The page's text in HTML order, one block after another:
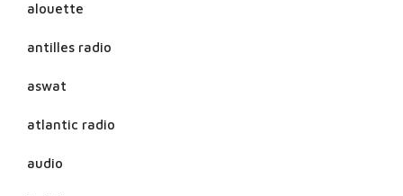
alouette
antilles radio
aswat
atlantic radio
audio